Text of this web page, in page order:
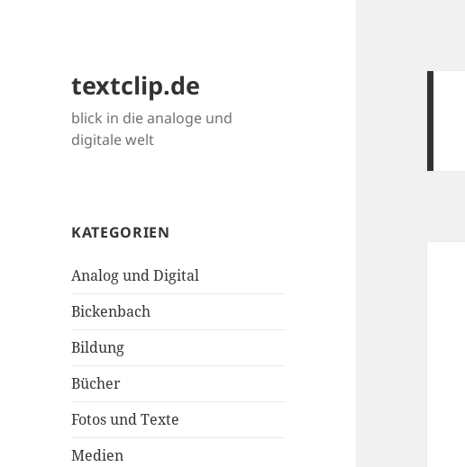
textclip.de
blick in die analoge und
digitale welt
KATEGORIEN
Analog und Digital
Bickenbach
Bildung
Bücher
Fotos und Texte
Medien